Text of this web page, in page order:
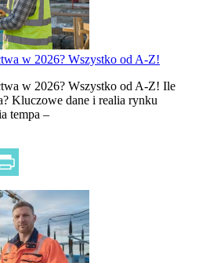
w 2026? Wszystko od A-Z!
w 2026? Wszystko od A-Z! Ile
Kluczowe dane i realia rynku
tempa –